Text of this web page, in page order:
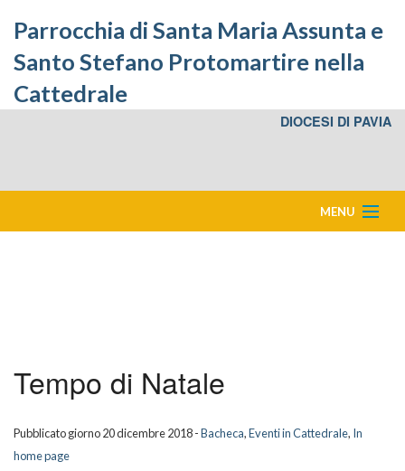
Parrocchia di Santa Maria Assunta e
Santo Stefano Protomartire nella
Cattedrale
DIOCESI DI PAVIA
MENU
Storia della Cattedrale
Galleria
Tempo di Natale
Pubblicato giorno 20 dicembre 2018 -Bacheca,Eventi in Cattedrale, In
home page